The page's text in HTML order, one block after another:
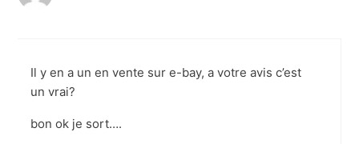
Il y en a un en vente sur e-bay, a votre avis c’est
un vrai?
bon ok je sort….